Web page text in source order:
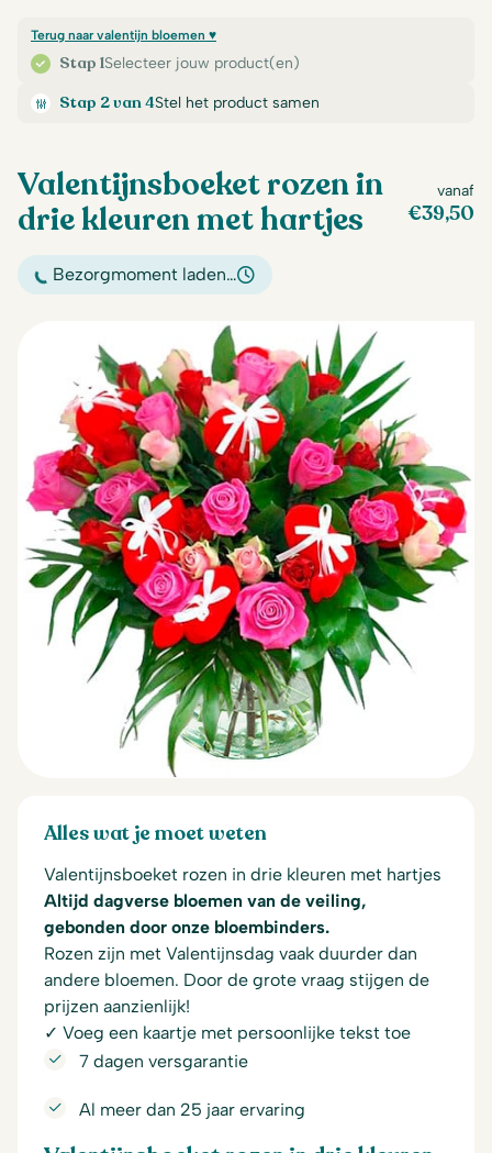
Stap 1Selecteer jouw product(en)
Terug naar valentijn bloemen ♥
Stap 2 van 4Stel het product samen
Valentijnsboeket rozen in
drie kleuren met hartjes
vanaf
€39,50
Bezorgmoment laden…
Alles wat je moet weten
Valentijnsboeket rozen in drie kleuren met hartjes
Altijd dagverse bloemen van de veiling,
gebonden door onze bloembinders.
Rozen zijn met Valentijnsdag vaak duurder dan
andere bloemen. Door de grote vraag stijgen de
prijzen aanzienlijk!
✓ Voeg een kaartje met persoonlijke tekst toe
7 dagen versgarantie
Al meer dan 25 jaar ervaring